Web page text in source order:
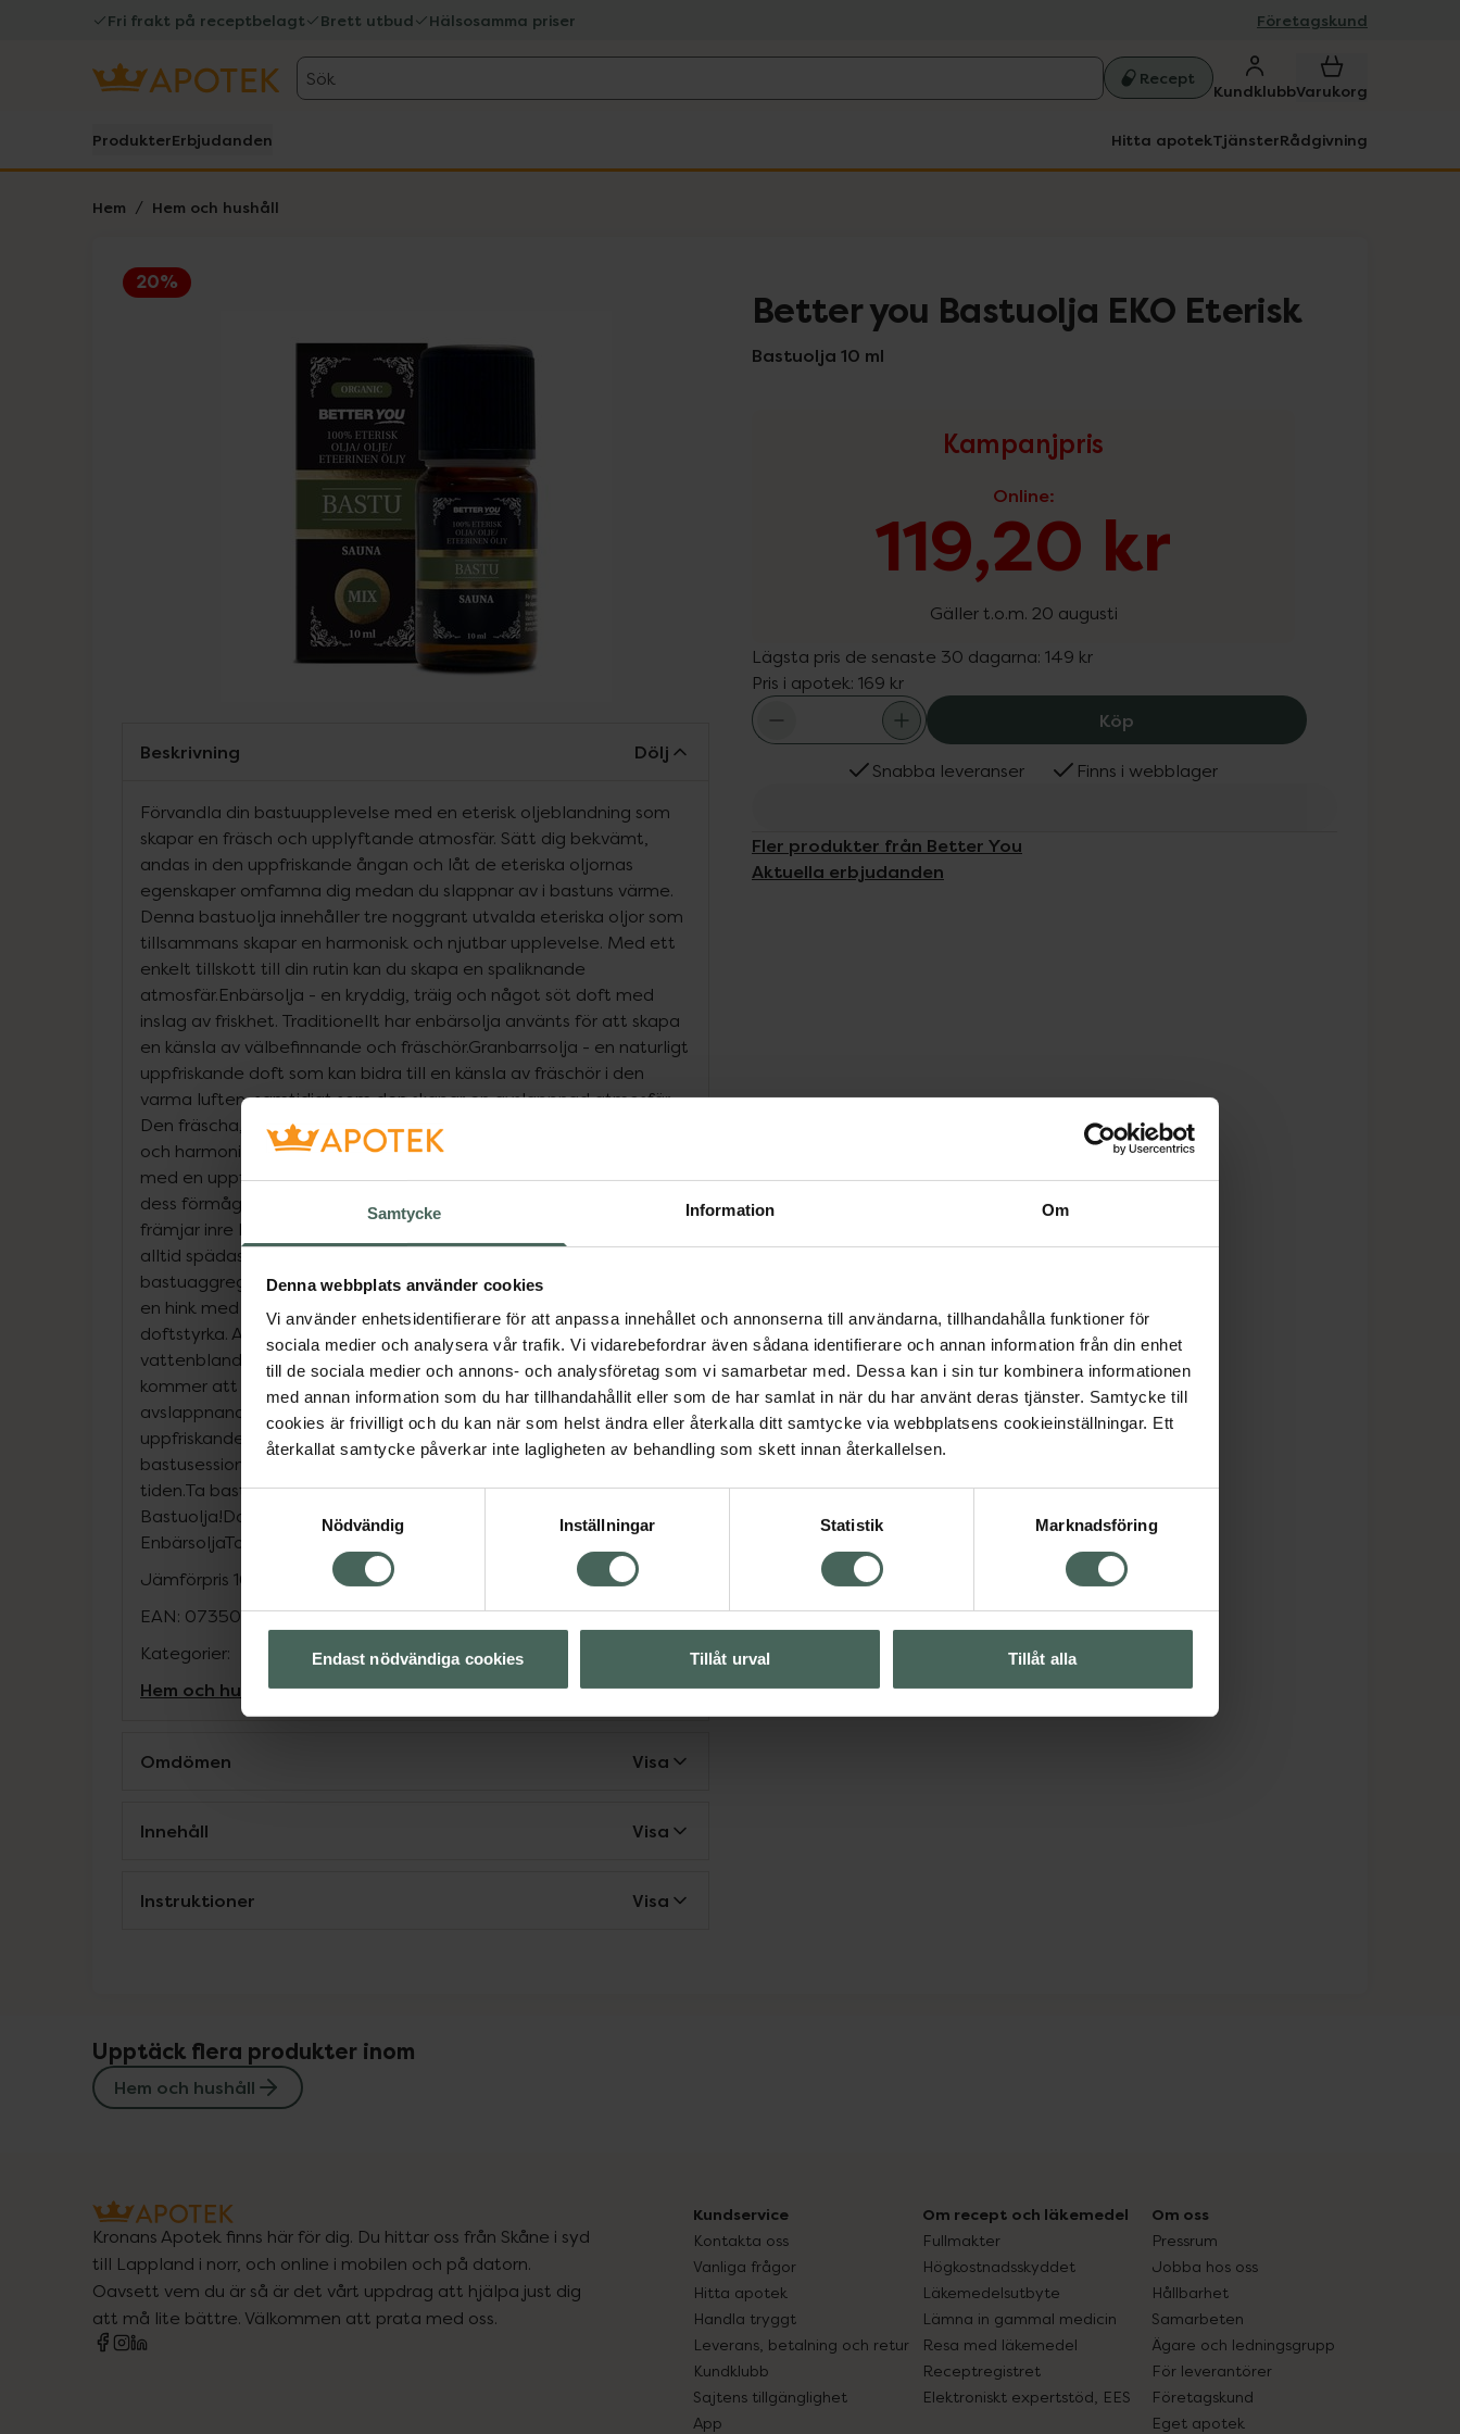
Samtycke Information Om
Denna webbplats använder cookies
Vi använder enhetsidentifierare för att anpassa innehållet och annonserna till användarna, tillhandahålla funktioner för
sociala medier och analysera vår trafik. Vi vidarebefordrar även sådana identifierare och annan information från din enhet
till de sociala medier och annons- och analysföretag som vi samarbetar med. Dessa kan i sin tur kombinera informationen
med annan information som du har tillhandahållit eller som de har samlat in när du har använt deras tjänster. Samtycke till
cookies är frivilligt och du kan när som helst ändra eller återkalla ditt samtycke via webbplatsens cookieinställningar. Ett
återkallat samtycke påverkar inte lagligheten av behandling som skett innan återkallelsen.
Nödvändig
Inställningar Statistik Marknadsföring
Endast nödvändiga cookies Tillåt urval Tillåt alla
Fri frakt på receptbelagt Brett utbud Hälsosamma priser Företagskund
Sök Recept
KundklubbVarukorg
ProdukterErbjudanden Hitta apotekTjänsterRådgivning
Hem Hem och hushåll
20%
Lista: . Innehåller 1 objekt.
Better you Bastuolja EKO Eterisk
Bastuolja 10 ml
Kampanjpris
Online:
119,20 kr
Gäller t.o.m. 20 augusti
Lägsta pris de senaste 30 dagarna: 149 kr
Pris i apotek: 169 kr
Köp Better you Bastuolja EKO Eterisk,
Snabba leveranser Finns i webblager
Fler produkter från Better You
Aktuella erbjudanden
Beskrivning Dölj
Förvandla din bastuupplevelse med en eterisk oljeblandning som
skapar en fräsch och upplyftande atmosfär. Sätt dig bekvämt,
andas in den uppfriskande ångan och låt de eteriska oljornas
egenskaper omfamna dig medan du slappnar av i bastuns värme.
Denna bastuolja innehåller tre noggrant utvalda eteriska oljor som
tillsammans skapar en harmonisk och njutbar upplevelse. Med ett
enkelt tillskott till din rutin kan du skapa en spaliknande
atmosfär.Enbärsolja - en kryddig, träig och något söt doft med
inslag av friskhet. Traditionellt har enbärsolja använts för att skapa
en känsla av välbefinnande och fräschör.Granbarrsolja - en naturligt
uppfriskande doft som kan bidra till en känsla av fräschör i den
varma luften, samtidigt som den skapar en avslappnad atmosfär.
Den fräscha, skogsaktiga och balsamiska doften bidrar till en lugn
och harmonisk miljö.Grapefruktolja - har en fräsch och söt doft,
med en uppfriskande och energigivande effekt. Många uppskattar
dess förmåga att skapa en positiv och avkopplande atmosfär som
främjar inre lugn.Eteriska oljor är mycket koncentrerade och skall
alltid spädas ut. Bastuoljan får INTE hällas direkt på
bastuaggregatet. Blanda cirka 5-10 droppar av den eteriska oljan i
en hink med vatten ? justera mängden efter personligt önskad
doftstyrka. Använd en bastuskopa för att försiktigt hälla
vattenblandningen över de heta bastustenarna. Ångan som frigörs
kommer att sprida oljan i bastun, vilket skapar en aromatisk och
avslappnande miljö. Sätt dig bekvämt och andas in den
uppfriskande ångan. Upprepa processen vid behov under din
bastusession för att hålla ångan fräsch och njutbar under hela
tiden.Ta bastuupplevelsen till nästa nivå med vår eteriska
Bastuolja!Doftnoter:Basnot: GranbarrsoljaMellannot:
EnbärsoljaToppnot: Grapefruktolja"
Jämförpris 16,90 kr
EAN: 07350062786699
Kategorier:
Hem och hushåll
Omdömen Visa
Innehåll Visa
Instruktioner Visa
Upptäck flera produkter inom
Hem och hushåll
Kronans Apotek finns här för dig. Du hittar oss från Skåne i syd
till Lappland i norr, och online i mobilen och på datorn.
Oavsett vem du är så är det vårt uppdrag att hjälpa just dig
att må lite bättre. Välkommen att prata med oss.
Kundservice
Kontakta oss
Vanliga frågor
Hitta apotek
Handla tryggt
Leverans, betalning och retur
Kundklubb
Sajtens tillgänglighet
App
Om recept och läkemedel
Fullmakter
Högkostnadsskyddet
Läkemedelsutbyte
Lämna in gammal medicin
Resa med läkemedel
Receptregistret
Elektroniskt expertstöd, EES
Om oss
Pressrum
Jobba hos oss
Hållbarhet
Samarbeten
Ägare och ledningsgrupp
För leverantörer
Företagskund
Eget apotek